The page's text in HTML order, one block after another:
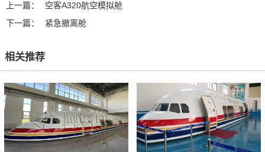
上一篇：
空客A320航空模拟舱
下一篇：
紧急撤离舱
相关推荐